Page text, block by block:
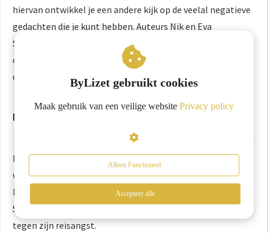
hiervan ontwikkel je een andere kijk op de veelal negatieve
gedachten die je kunt hebben. Auteurs Nik en Eva
Speakman hebben onderzoek gedaan naar gedrag en
conditionering, en hebben in dit boek relevante theorieën
en oplossingen verzameld om angst te overwinnen.
Reisoefeningen
Het boekReisoefeningenheeft een bijzondere en
waardevolle invalshoek wat betreft verschillende angsten.
Ingmar Heytze, auteur van Reisoefeningen en Het
Scooterdagboek, beschrijft de strijd die hij heeft gevoerd
tegen zijn reisangst.
ByLizet gebruikt cookies
Maak gebruik van een veilige website Privacy policy
Alleen Functioneel
Accepteer alle